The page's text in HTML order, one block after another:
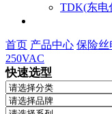
TDK(东电
首页 产品中心 保险丝
250VAC
快速选型